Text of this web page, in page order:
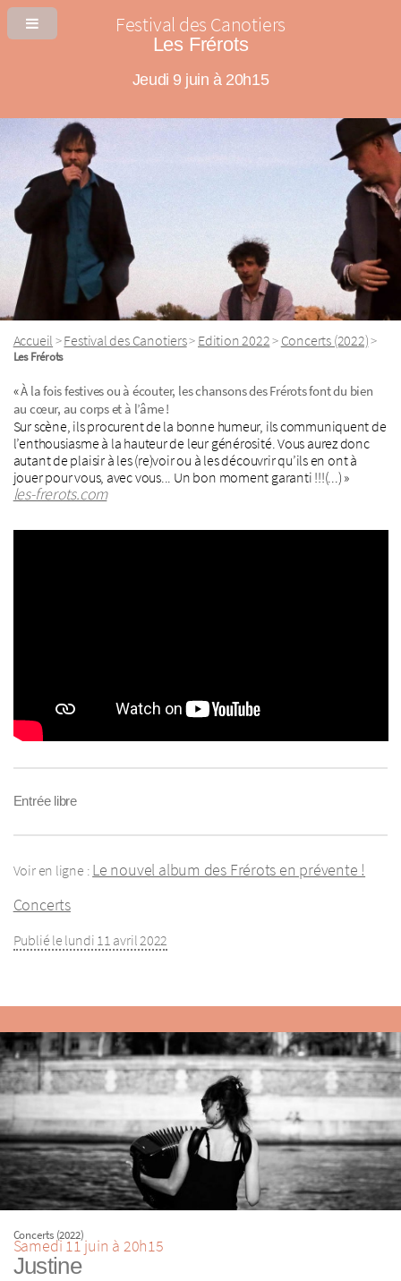
Festival des Canotiers
Les Frérots
Jeudi 9 juin à 20h15
Accueil >Festival des Canotiers> Edition 2022> Concerts (2022)>
Les Frérots
«À la fois festives ou à écouter, les chansons des Frérots font du bien
au cœur, au corps et à l’âme !
Sur scène, ils procurent de la bonne humeur, ils communiquent de
l’enthousiasme à la hauteur de leur générosité. Vous aurez donc
autant de plaisir à les (re)voir ou à les découvrir qu’ils en ont à
jouer pour vous, avec vous... Un bon moment garanti !!!(...) »
les-frerots.com
Entrée libre
Voir en ligne : Le nouvel album des Frérots en prévente !
Concerts
Publié le lundi 11 avril 2022
Concerts (2022)
Samedi 11 juin à 20h15
Justine